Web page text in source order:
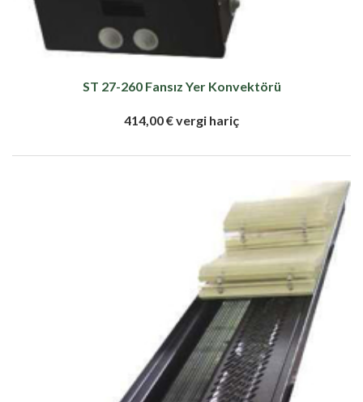
ST 27-260 Fansız Yer Konvektörü
414,00 € vergi hariç